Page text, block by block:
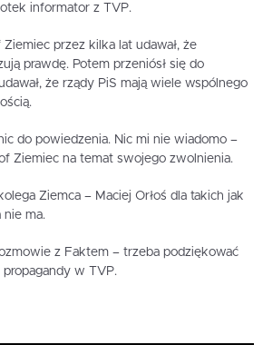
informator z TVP.
przez kilka lat udawał, że
prawdę. Potem przeniósł się do
że rządy PiS mają wiele wspólnego
do powiedzenia. Nic mi nie wiadomo –
Ziemiec na temat swojego zwolnienia.
Ziemca – Maciej Orłoś dla takich jak
ma.
z Faktem – trzeba podziękować
w TVP.